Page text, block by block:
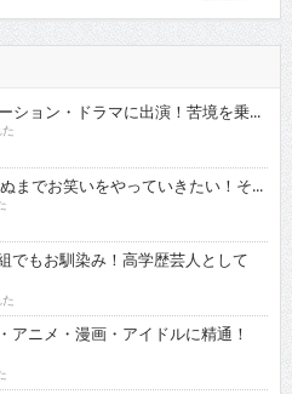
ョン・ドラマに出演！苦境を乗...
までお笑いをやっていきたい！そ...
もお馴染み！高学歴芸人として
ニメ・漫画・アイドルに精通！